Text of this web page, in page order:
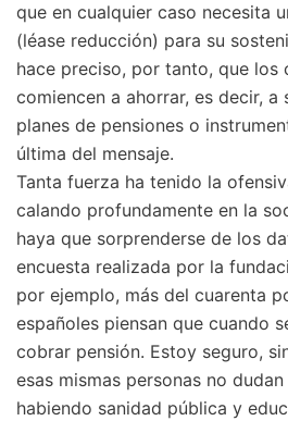
que en cualquier caso necesita
(léase reducción) para su
hace preciso, por tanto, que los
comiencen a ahorrar, es decir, a
planes de pensiones o
última del mensaje.
Tanta fuerza ha tenido la
calando profundamente en la
haya que sorprenderse de los
encuesta realizada por la
por ejemplo, más del cuarenta
españoles piensan que cuando
cobrar pensión. Estoy seguro,
esas mismas personas no
habiendo sanidad pública y